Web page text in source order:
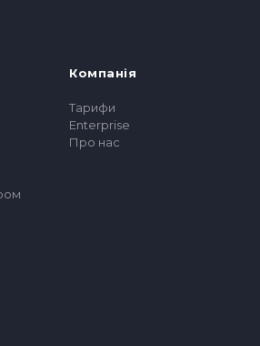
Компанія
Тарифи
Enterprise
Про нас